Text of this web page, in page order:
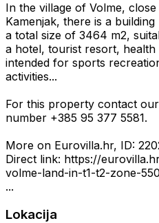
In the village of Volme,
Kamenjak, there is a
a total size of 3464 m2,
a hotel, tourist resort, health
intended for sports
activities...
For this property contact
number +385 95 377 5581.
More on Eurovilla.hr, ID:
Direct link: https://
volme-land-in-t1-t2-zone-
...
Lokacija